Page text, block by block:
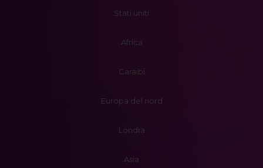
Stati uniti
Africa
Caraibi
Europa del nord
Londra
Asia